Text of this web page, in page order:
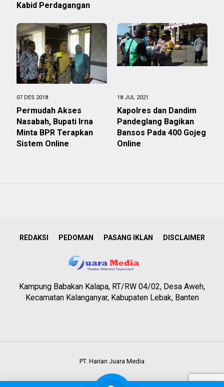
Kabid Perdagangan
07 DES 2018
Permudah Akses
Nasabah, Bupati Irna
Minta BPR Terapkan
Sistem Online
18 JUL 2021
Kapolres dan Dandim
Pandeglang Bagikan
Bansos Pada 400 Gojeg
Online
REDAKSI PEDOMAN PASANG IKLAN DISCLAIMER
Kampung Babakan Kalapa, RT/RW 04/02, Desa Aweh,
Kecamatan Kalanganyar, Kabupaten Lebak, Banten
PT. Harian Juara Media